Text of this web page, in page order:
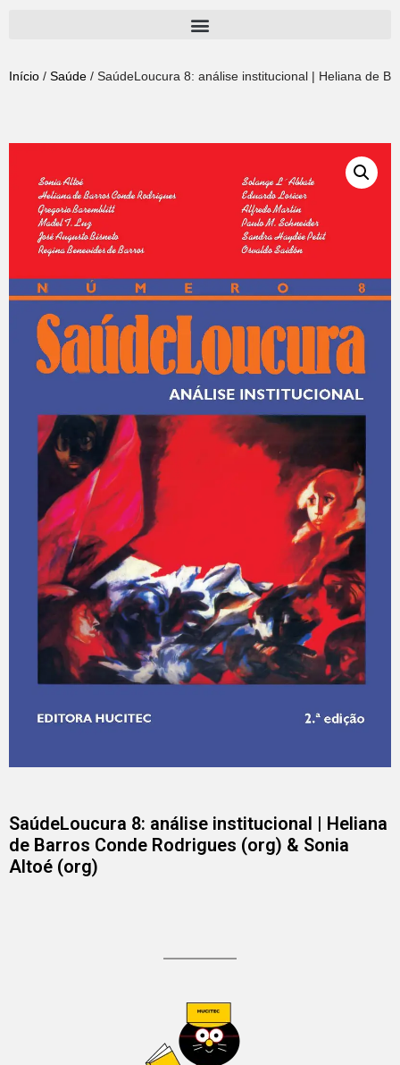
para
Início / Saúde / SaúdeLoucura 8: análise institucional | Heliana de
SaúdeLoucura 8: análise institucional | Heliana
de Barros Conde Rodrigues (org) & Sonia
Altoé (org)